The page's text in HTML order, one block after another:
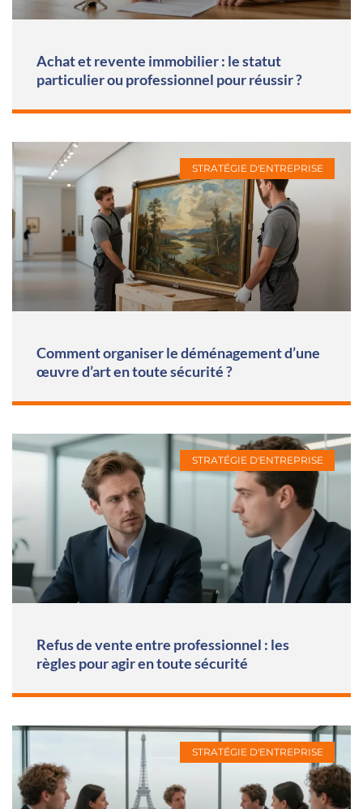
Achat et revente immobilier : le statut
particulier ou professionnel pour réussir ?
STRATÉGIE D'ENTREPRISE
Comment organiser le déménagement d’une
œuvre d’art en toute sécurité ?
STRATÉGIE D'ENTREPRISE
Refus de vente entre professionnel : les
règles pour agir en toute sécurité
STRATÉGIE D'ENTREPRISE